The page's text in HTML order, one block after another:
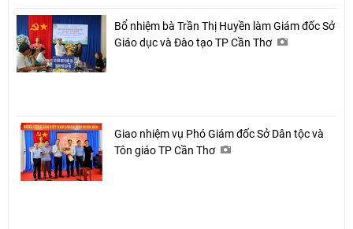
Bổ nhiệm bà Trần Thị Huyền làm Giám đốc Sở
Giáo dục và Đào tạo TP Cần Thơ
Giao nhiệm vụ Phó Giám đốc Sở Dân tộc và
Tôn giáo TP Cần Thơ